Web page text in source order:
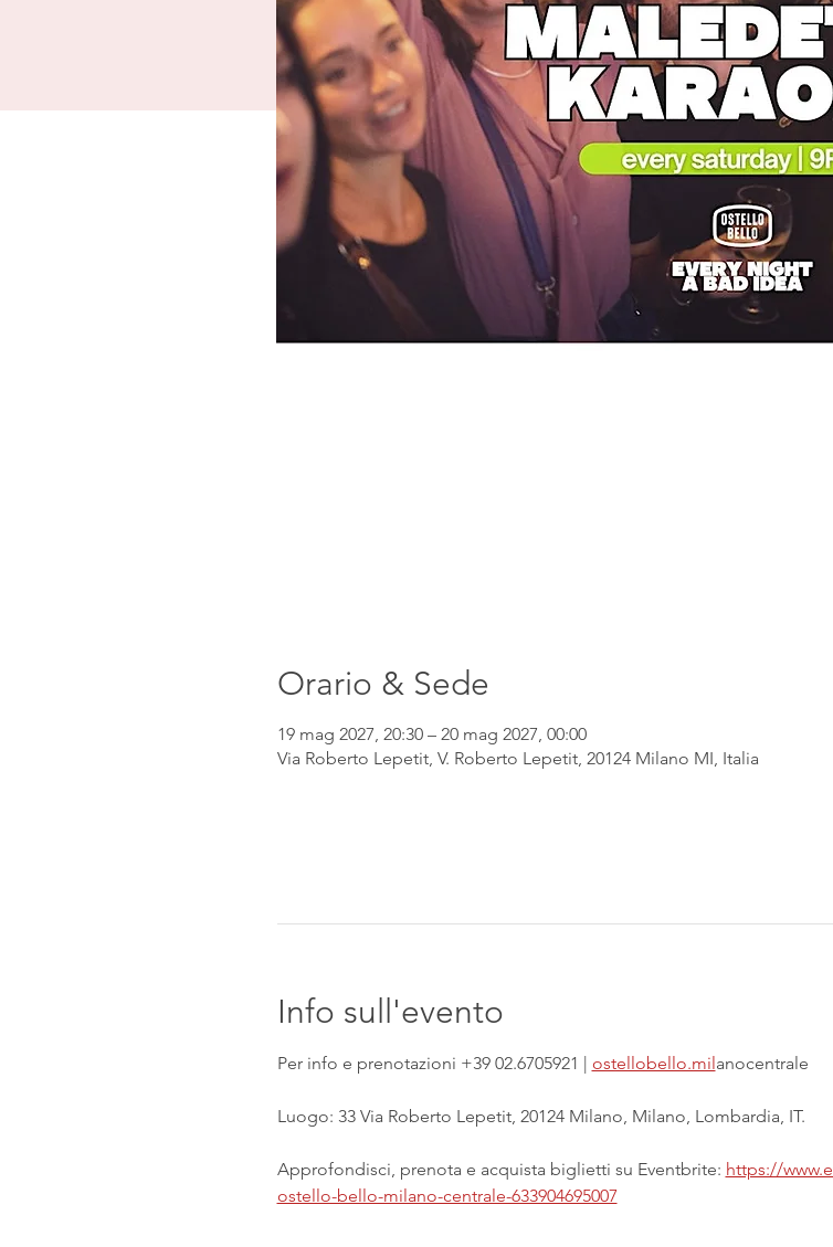
Orario & Sede
19 mag 2027, 20:30 – 20 mag 2027, 00:00
Via Roberto Lepetit, V. Roberto Lepetit, 20124 Milano MI, Italia
Info sull'evento
Per info e prenotazioni +39 02.6705921 | ostellobello.milanocentrale
Luogo: 33 Via Roberto Lepetit, 20124 Milano, Milano, Lombardia, IT.
Approfondisci, prenota e acquista biglietti su Eventbrite: https://
ostello-bello-milano-centrale-633904695007